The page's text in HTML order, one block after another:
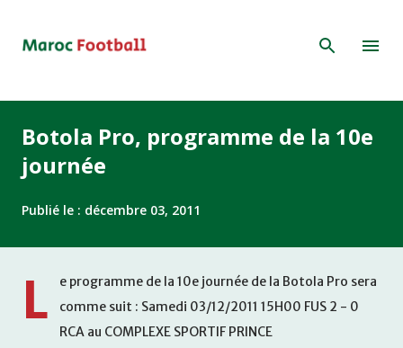
Botola Pro, programme de la 10e
journée
Publié le : décembre 03, 2011
L
e programme de la 10e journée de la Botola Pro sera
comme suit : Samedi 03/12/2011 15H00 FUS 2 - 0
RCA au COMPLEXE SPORTIF PRINCE